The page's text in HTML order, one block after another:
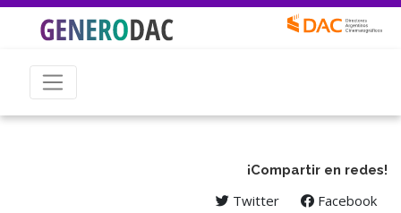
¡Compartir en redes!
Twitter Facebook